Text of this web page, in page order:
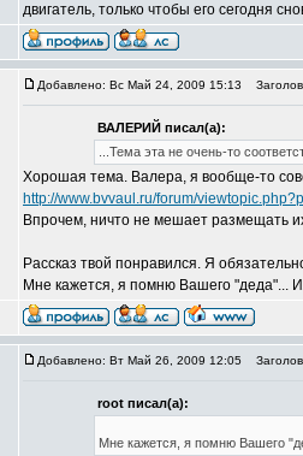
двигатель, только чтобы его сегодня
Добавлено: Вс Май 24, 2009 15:13
ВАЛЕРИЙ писал(а):
...Тема эта не очень-то
Хорошая тема. Валера, я вообще-то
http://www.bvvaul.ru/forum/
Впрочем, ничто не мешает размещать
Рассказ твой понравился. Я
Мне кажется, я помню Вашего "деда"...
Добавлено: Вт Май 26, 2009 12:05
root писал(а):
Мне кажется, я помню Вашего